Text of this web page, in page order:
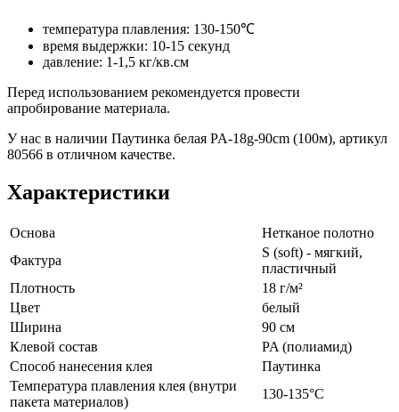
температура плавления: 130-150℃
время выдержки: 10-15 секунд
давление: 1-1,5 кг/кв.см
Перед использованием рекомендуется провести
апробирование материала.
У нас в наличии Паутинка белая PA-18g-90cm (100м), артикул
80566 в отличном качестве.
Характеристики
Основа
Нетканое полотно
Фактура
S (soft) - мягкий,
пластичный
Плотность
18 г/м²
Цвет
белый
Ширина
90 см
Клевой состав
PA (полиамид)
Способ нанесения клея
Паутинка
Температура плавления клея (внутри
пакета материалов)
130-135°С